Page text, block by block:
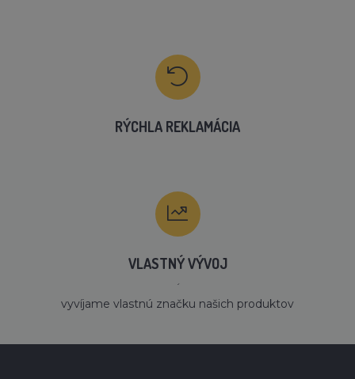
RÝCHLA REKLAMÁCIA
VLASTNÝ VÝVOJ
´
vyvíjame vlastnú značku našich produktov